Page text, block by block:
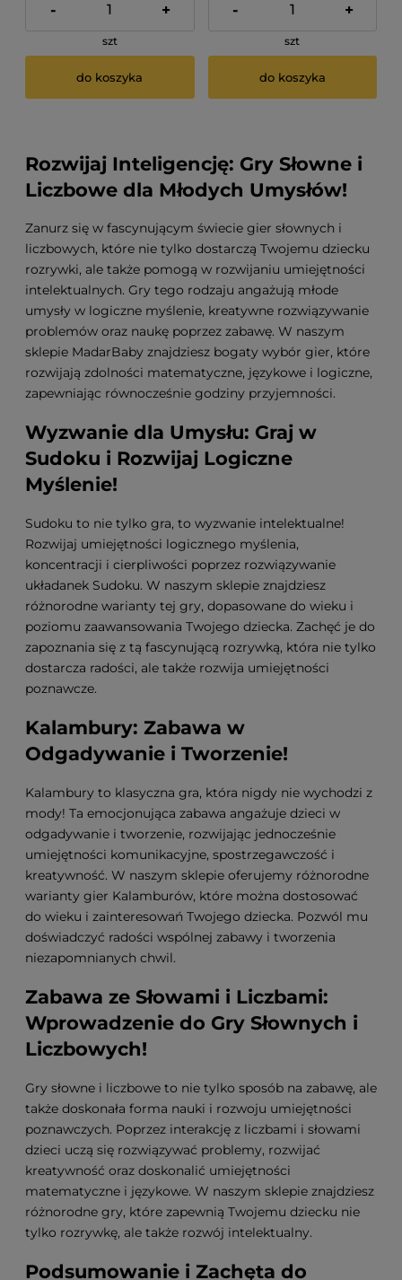
- +
szt
do koszyka
- +
szt
do koszyka
Rozwijaj Inteligencję: Gry Słowne i
Liczbowe dla Młodych Umysłów!
Zanurz się w fascynującym świecie gier słownych i
liczbowych, które nie tylko dostarczą Twojemu dziecku
rozrywki, ale także pomogą w rozwijaniu umiejętności
intelektualnych. Gry tego rodzaju angażują młode
umysły w logiczne myślenie, kreatywne rozwiązywanie
problemów oraz naukę poprzez zabawę. W naszym
sklepie MadarBaby znajdziesz bogaty wybór gier, które
rozwijają zdolności matematyczne, językowe i logiczne,
zapewniając równocześnie godziny przyjemności.
Wyzwanie dla Umysłu: Graj w
Sudoku i Rozwijaj Logiczne
Myślenie!
Sudoku to nie tylko gra, to wyzwanie intelektualne!
Rozwijaj umiejętności logicznego myślenia,
koncentracji i cierpliwości poprzez rozwiązywanie
układanek Sudoku. W naszym sklepie znajdziesz
różnorodne warianty tej gry, dopasowane do wieku i
poziomu zaawansowania Twojego dziecka. Zachęć je do
zapoznania się z tą fascynującą rozrywką, która nie tylko
dostarcza radości, ale także rozwija umiejętności
poznawcze.
Kalambury: Zabawa w
Odgadywanie i Tworzenie!
Kalambury to klasyczna gra, która nigdy nie wychodzi z
mody! Ta emocjonująca zabawa angażuje dzieci w
odgadywanie i tworzenie, rozwijając jednocześnie
umiejętności komunikacyjne, spostrzegawczość i
kreatywność. W naszym sklepie oferujemy różnorodne
warianty gier Kalamburów, które można dostosować
do wieku i zainteresowań Twojego dziecka. Pozwól mu
doświadczyć radości wspólnej zabawy i tworzenia
niezapomnianych chwil.
Zabawa ze Słowami i Liczbami:
Wprowadzenie do Gry Słownych i
Liczbowych!
Gry słowne i liczbowe to nie tylko sposób na zabawę, ale
także doskonała forma nauki i rozwoju umiejętności
poznawczych. Poprzez interakcję z liczbami i słowami
dzieci uczą się rozwiązywać problemy, rozwijać
kreatywność oraz doskonalić umiejętności
matematyczne i językowe. W naszym sklepie znajdziesz
różnorodne gry, które zapewnią Twojemu dziecku nie
tylko rozrywkę, ale także rozwój intelektualny.
Podsumowanie i Zachęta do